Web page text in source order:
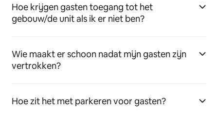
Hoe krijgen gasten toegang tot het
gebouw/de unit als ik er niet ben?
Wie maakt er schoon nadat mijn gasten zijn
vertrokken?
Hoe zit het met parkeren voor gasten?